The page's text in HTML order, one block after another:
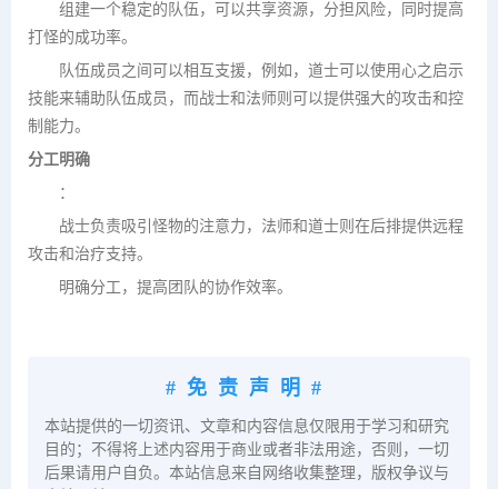
组建一个稳定的队伍，可以共享资源，分担风险，同时提高
打怪的成功率。
队伍成员之间可以相互支援，例如，道士可以使用心之启示
技能来辅助队伍成员，而战士和法师则可以提供强大的攻击和控
制能力。
分工明确
：
战士负责吸引怪物的注意力，法师和道士则在后排提供远程
攻击和治疗支持。
明确分工，提高团队的协作效率。
#免责声明#
本站提供的一切资讯、文章和内容信息仅限用于学习和研究
目的；不得将上述内容用于商业或者非法用途，否则，一切
后果请用户自负。本站信息来自网络收集整理，版权争议与